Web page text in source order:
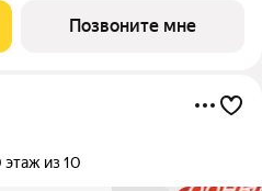
Новомосковский
Общая
Позвоните мне
этаж из 10